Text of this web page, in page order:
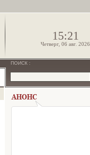
15:21
Четверг, 06 авг. 2026
ПОИСК :